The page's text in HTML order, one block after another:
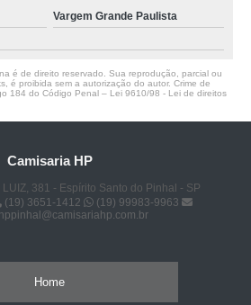
Vargem Grande Paulista
é de direito reservado. Sua reprodução, parcial ou
é proibida sem a autorização do autor. Crime de
184 do Código Penal – Lei 9610/98 - Lei de direitos
Camisaria HP
LUIZ, 381 - Espírito Santo do Pinhal - SP
(19) 3651-1412
(19) 99983-9963
Home